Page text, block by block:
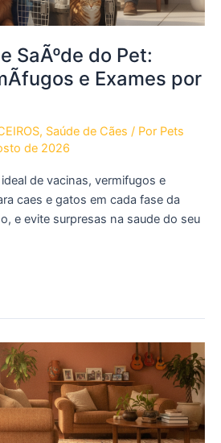
SaÃºde do Pet:
e Exames por
, Saúde de Cães / Por Pets
de 2026
de vacinas, vermifugos e
caes e gatos em cada fase da
e evite surpresas na saude do seu